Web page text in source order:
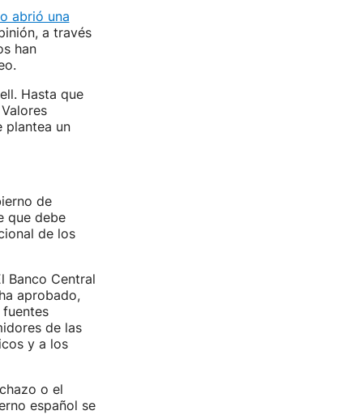
abrió una
a través
han
Hasta que
plantea un
de
que debe
de los
Banco Central
aprobado,
de las
y a los
o el
español se